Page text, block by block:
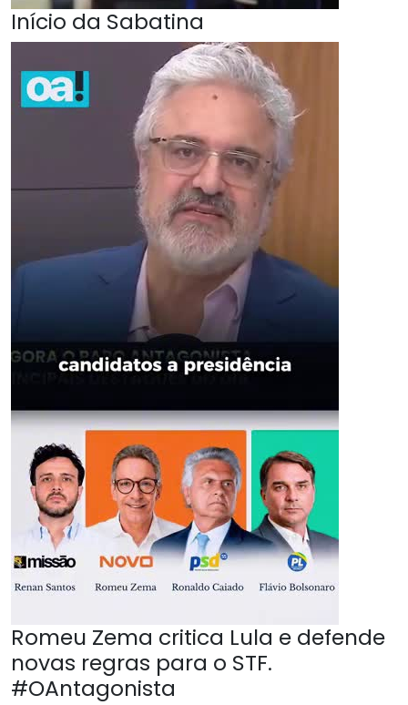
Início da Sabatina
Romeu Zema critica Lula e defende
novas regras para o STF.
#OAntagonista